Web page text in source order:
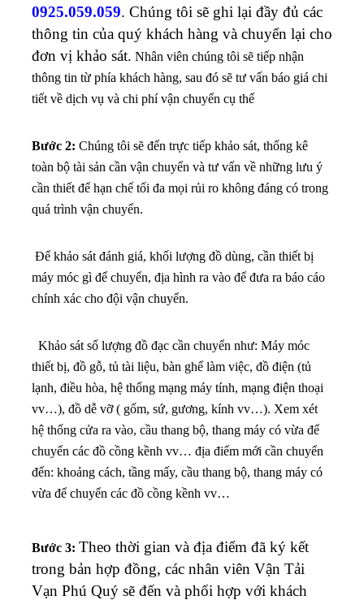
0925.059.059. Chúng tôi sẽ ghi lại đầy đủ các
thông tin của quý khách hàng và chuyển lại cho
đơn vị khảo sát. Nhân viên chúng tôi sẽ tiếp nhận
thông tin từ phía khách hàng, sau đó sẽ tư vấn báo giá chi
tiết về dịch vụ và chi phí vận chuyển cụ thể
Bước 2: Chúng tôi sẽ đến trực tiếp khảo sát, thống kê
toàn bộ tài sản cần vận chuyển và tư vấn về những lưu ý
cần thiết để hạn chế tối đa mọi rủi ro không đáng có trong
quá trình vận chuyển.
Để khảo sát đánh giá, khối lượng đồ dùng, cần thiết bị
máy móc gì để chuyển, địa hình ra vào để đưa ra báo cáo
chính xác cho đội vận chuyển.
Khảo sát số lượng đồ đạc cần chuyển như: Máy móc
thiết bị, đồ gỗ, tủ tài liệu, bàn ghế làm việc, đồ điện (tủ
lạnh, điều hòa, hệ thống mạng máy tính, mạng điện thoại
vv…), đồ dễ vỡ ( gốm, sứ, gương, kính vv…). Xem xét
hệ thống cửa ra vào, cầu thang bộ, thang máy có vừa để
chuyển các đồ cồng kềnh vv… địa điểm mới cần chuyển
đến: khoảng cách, tầng mấy, cầu thang bộ, thang máy có
vừa để chuyển các đồ cồng kềnh vv…
Bước 3: Theo thời gian và địa điểm đã ký kết
trong bản hợp đồng, các nhân viên Vận Tải
Vạn Phú Quý sẽ đến và phối hợp với khách